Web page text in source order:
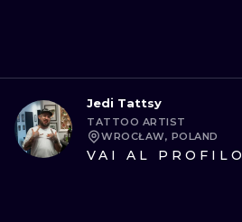
Jedi Tattsy
TATTOO ARTIST
WROCŁAW, POLAND
VAI AL PROFILO